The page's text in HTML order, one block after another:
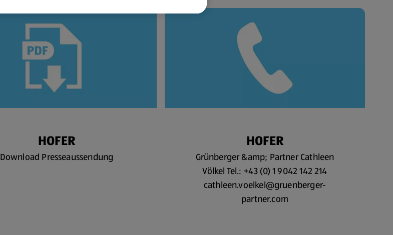
HOFER
Download Presseaussendung
HOFER
Grünberger &amp; Partner Cathleen
Völkel Tel.: +43 (0) 1 9042 142 214
cathleen.voelkel@gruenberger-
partner.com